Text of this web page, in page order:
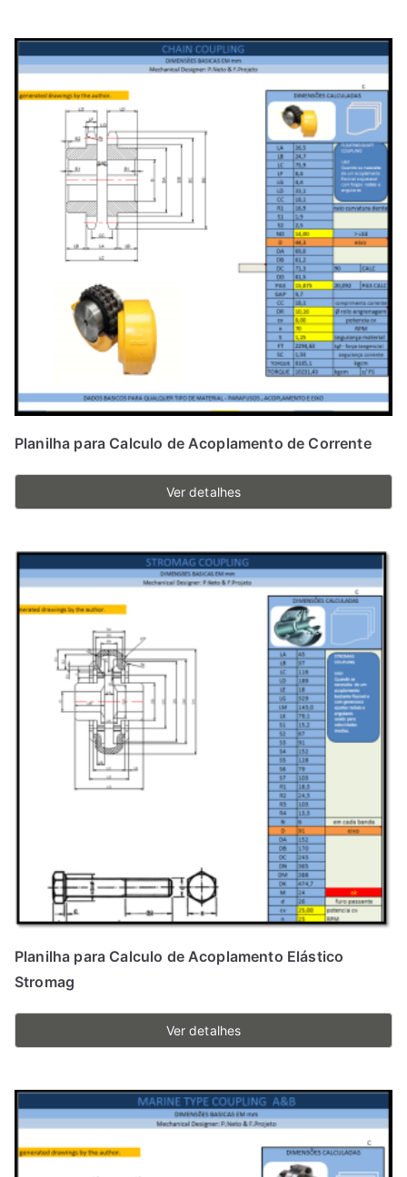
Planilha para Calculo de Acoplamento de Corrente
Ver detalhes
Planilha para Calculo de Acoplamento Elástico
Stromag
Ver detalhes